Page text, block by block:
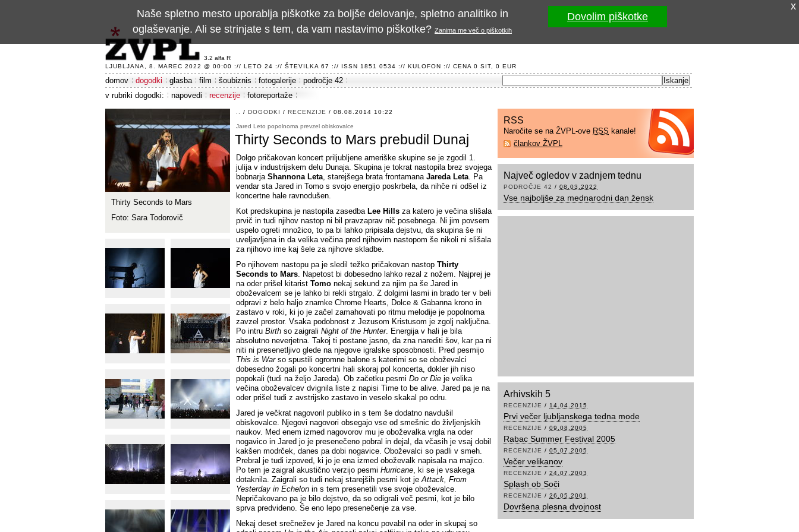
3.2 alfa R
LJUBLJANA, 8. MAREC 2022 @ 00:00 :// LETO 24 :// ŠTEVILKA 67 :// ISSN 1851 0534 :// KULOFON :// CENA 0 SIT, 0 EUR
domov dogodki glasba film šoubiznis fotogalerije
področje 42
v rubriki dogodki:
napovedi recenzije fotoreportaže
/ DOGODKI / RECENZIJE / 08.08.2014 10:22
Jared Leto popolnoma prevzel obiskovalce
Thirty Seconds to Mars prebudil Dunaj
Dolgo pričakovan koncert priljubljene ameriške skupine se je zgodil 1.
julija v industrijskem delu Dunaja. Skupina je tokrat nastopila brez svojega
bobnarja Shannona Leta, starejšega brata frontamana Jareda Leta. Pa
vendar sta Jared in Tomo s svojo energijo poskrbela, da nihče ni odšel iz
koncertne hale ravnodušen.
Kot predskupina je nastopila zasedba Lee Hills za katero je večina slišala
prvič in tudi njihov nastop ni bil pravzaprav nič posebnega. Ni jim povsem
uspelo ogreti množico, to pa bi lahko pripisala dejstvu, da skupina še ni
uveljavljena in da velika večina pred njihovim nastopom še nikoli ni slišala
za njihovo ime kaj šele za njihove skladbe.
Po njihovem nastopu pa je sledil težko pričakovan nastop Thirty
Seconds to Mars. Napetost bi dobesedno lahko rezal z nožem. Najprej je
na oder prišel kitarist Tomo nekaj sekund za njim pa še Jared in
oboževalcem se je lahko bi rekli strgalo. Z dolgimi lasmi in brado ter v beli
odpravi z belo haljo znamke Chrome Hearts, Dolce & Gabanna krono in
zastavo v roki, ki jo je začel zamahovati po ritmu melodije je popolnoma
zavzel prostor. Vsaka podobnost z Jezusom Kristusom je zgolj naključna.
Po intru Birth so zaigrali Night of the Hunter. Energija v hali je bila
absolutno neverjetna. Takoj ti postane jasno, da zna narediti šov, kar pa ni
niti ni presenetljivo glede na njegove igralske sposobnosti. Pred pesmijo
This is Warso spustili ogromne balone s katerimi so se oboževalci
dobesedno žogali po koncertni hali skoraj pol koncerta, dokler jih niso
popokali (tudi na željo Jareda). Ob začetku pesmi Do or Die je velika
večina oboževalcev dvignila liste z napisi Time to be alive. Jared pa je na
oder prišel tudi z avstrijsko zastavo in veselo skakal po odru.
Jared je večkrat nagovoril publiko in s tem še dodatno navdušil
obiskovalce. Njegovi nagovori obsegajo vse od smešnic do življenjskih
naukov. Med enem izmed nagovorov mu je oboževalka vrgla na oder
nogavico in Jared jo je presenečeno pobral in dejal, da včasih je vsaj dobil
kakšen modrček, danes pa dobi nogavice. Oboževalci so padli v smeh.
Prebral je tudi izpoved, ki jo je ena izmed oboževalk napisala na majico.
Po tem je zaigral akustično verzijo pesmi Hurricane, ki se je vsakega
dotaknila. Zaigrali so tudi nekaj starejših pesmi kot jeAttack, From
Yesterday in Echelon in s tem presenetili vse svoje oboževalce.
Nepričakovano pa je bilo dejstvo, da so odigrali več pesmi, kot je bilo
sprva predvideno. Še eno lepo presenečenje za vse.
Nekaj deset srečnežev je Jared na koncu povabil na oder in skupaj so
Thirty Seconds to Mars
Foto: Sara Todorovič
RSS
Naročite se na ŽVPL-ove RSS kanale!
člankov ŽVPL
Največ ogledov v zadnjem tednu
PODROČJE 42 / 08.03.2022
Vse najboljše za mednarodni dan žensk
Arhivskih 5
RECENZIJE / 14.04.2015
Prvi večer ljubljanskega tedna mode
RECENZIJE / 09.08.2005
Rabac Summer Festival 2005
RECENZIJE / 05.07.2005
Večer velikanov
RECENZIJE / 24.07.2003
Splash ob Soči
RECENZIJE / 26.05.2001
Dovršena plesna dvojnost
x
Naše spletno mesto uporablja piškotke za boljše delovanje, spletno analitiko in
oglaševanje. Ali se strinjate s tem, da vam nastavimo piškotke? Zanima me več o piškotkih
Dovolim piškotke